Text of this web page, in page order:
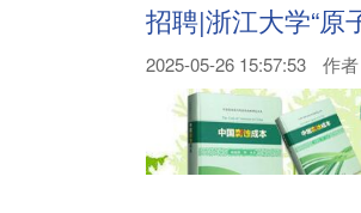
招聘|浙江大学“原
2025-05-26 15:57:53 作者